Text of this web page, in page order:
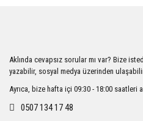
Ürün açıklamasında eksik bilgiler
Ürün bilgilerinde hatalar bulunuyor.
Ürün fiyatı diğer sitelerden daha
Aklında cevapsız sorular mı var? Bize
yazabilir, sosyal medya üzerinden
Ayrıca, bize hafta içi 09:30 - 18:00
0507 134 17 48